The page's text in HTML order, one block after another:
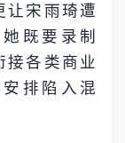
让宋雨琦遭
既要录制
接各类商业
排陷入混